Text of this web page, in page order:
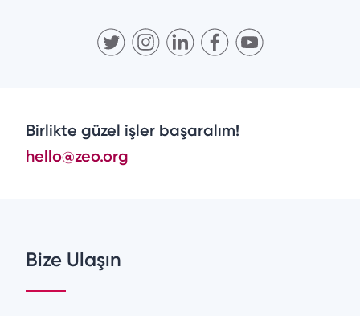
Birlikte güzel işler başaralım!
hello@zeo.org
Bize Ulaşın